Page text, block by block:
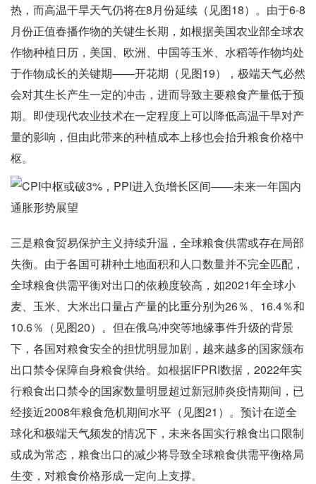
热，而高温干旱天气仍将在8月份延续（见图18）。由于6-8
月份正值春播作物的关键生长期，如根据美国农业部全球农
作物种植日历，美国、欧洲、中国等玉米、水稻等作物均处
于作物成长的关键期——开花期（见图19），极端天气必然
会对其生长产生一定的冲击，进而导致主要粮食产量低于预
期。即使现代农业技术在一定程度上可以降低高温干旱对产
量的影响，但由此带来的种植成本上移也会抬升粮食价格中
枢。
三是粮食贸易保护主义持续升温，全球粮食供需或存在局部
失衡。由于各国可耕种土地面积和人口数量并不完全匹配，
全球粮食供需平衡对出口的依赖度较高，如2021年全球小
麦、玉米、大米出口量占产量的比重分别为26％、16.4％和
10.6％（见图20）。但在俄乌冲突等地缘事件升级的背景
下，各国对粮食安全的担忧明显加剧，越来越多的国家颁布
出口禁令保障自身粮食供给。如根据IFPRI数据，2022年实
行粮食出口禁令的国家数量明显超过新冠肺炎疫情期间，已
经接近2008年粮食危机期间水平（见图21）。预计在逆全
球化和极端天气频发的情况下，未来各国实行粮食出口限制
或成为常态，粮食出口的减少将导致全球粮食供需平衡格局
生变，对粮食价格形成一定向上支撑。